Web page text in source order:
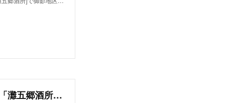
20代が企画！世界一の日本酒のランドマーク「灘五郷酒所」でお酒による縁を繋ぐペアリングナイト9月22日（木）開催！